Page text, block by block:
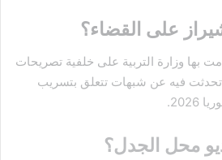
على القضاء؟
بها وزارة التربية على خلفية تصريحات
تحدثت فيه عن شبهات تتعلق بتسريب
محل الجدل؟